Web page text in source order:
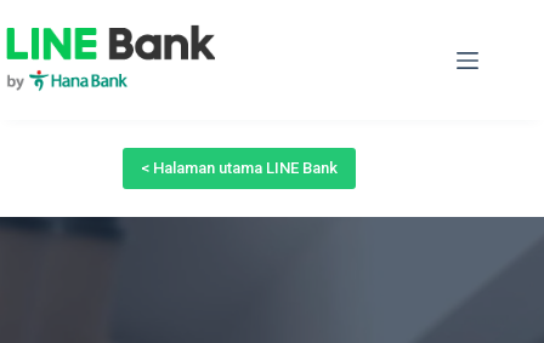
to
content
< Halaman utama LINE Bank